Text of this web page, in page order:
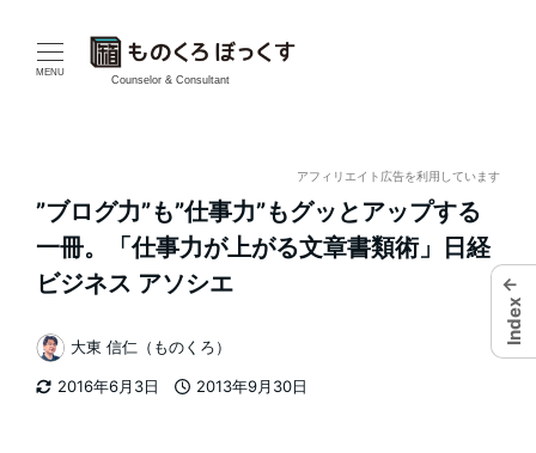
MENU
Counselor & Consultant
アフィリエイト広告を利用しています
”ブログ力”も”仕事力”もグッとアップする
一冊。「仕事力が上がる文章書類術」日経
ビジネス アソシエ
2016年6月3日
2013年9月30日
著
者
大東 信仁（ものくろ）
←
Index